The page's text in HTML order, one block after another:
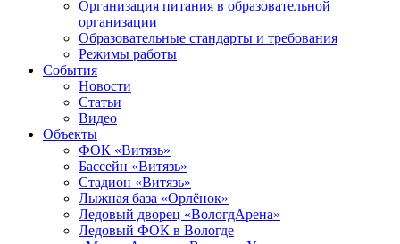
Организация питания в образовательной
организации
Образовательные стандарты и требования
Режимы работы
События
Новости
Статьи
Видео
Объекты
ФОК «Витязь»
Бассейн «Витязь»
Стадион «Витязь»
Лыжная база «Орлёнок»
Ледовый дворец «ВологдАрена»
Ледовый ФОК в Вологде